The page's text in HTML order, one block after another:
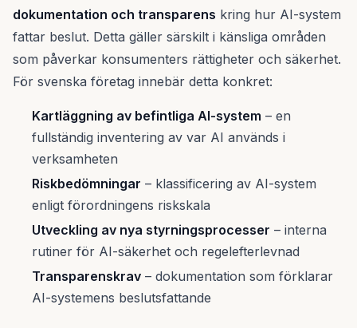
dokumentation och transparens kring hur AI-system
fattar beslut. Detta gäller särskilt i känsliga områden
som påverkar konsumenters rättigheter och säkerhet.
För svenska företag innebär detta konkret:
Kartläggning av befintliga AI-system – en
fullständig inventering av var AI används i
verksamheten
Riskbedömningar – klassificering av AI-system
enligt förordningens riskskala
Utveckling av nya styrningsprocesser – interna
rutiner för AI-säkerhet och regelefterlevnad
Transparenskrav – dokumentation som förklarar
AI-systemens beslutsfattande